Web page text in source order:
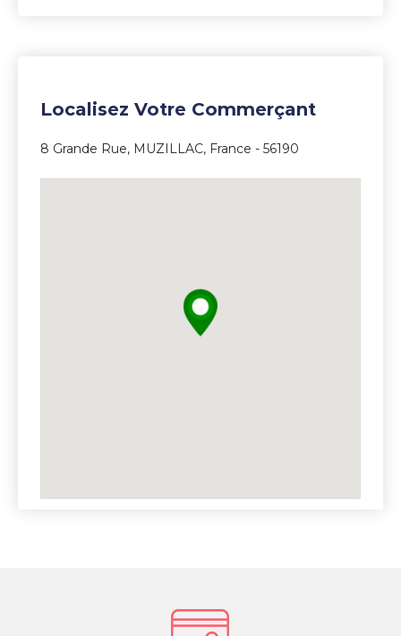
Localisez Votre Commerçant
8 Grande Rue, MUZILLAC, France - 56190